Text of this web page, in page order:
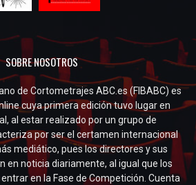
SOBRE NOSOTROS
de Cortometrajes ABC.es (FIBABC) es
cuya primera edición tuvo lugar en
al estar realizado por un grupo de
por ser el certamen internacional
mediático, pues los directores y sus
en noticia diariamente, al igual que los
en la Fase de Competición. Cuenta